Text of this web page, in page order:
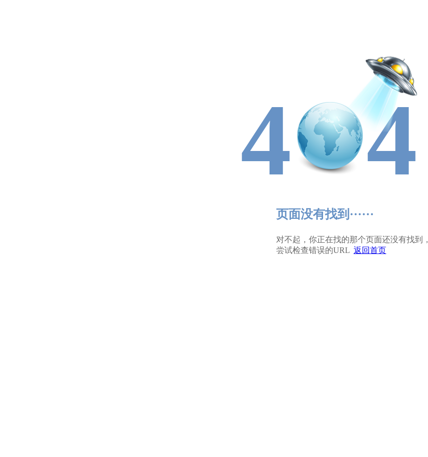
4 4
页面没有找到······
对不起，你正在找的那个页面还没有找到，
尝试检查错误的URL 返回首页